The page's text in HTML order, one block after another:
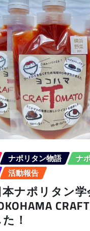
ナポリタン物語
ナ
活動報告
ナポリタン学
！